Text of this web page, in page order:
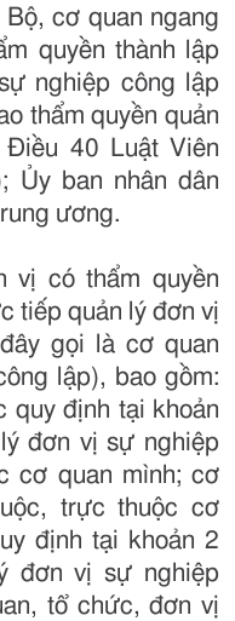
Bộ, cơ quan ngang
quyền thành lập
nghiệp công lập
thẩm quyền quản
40 Luật Viên
Ủy ban nhân dân
ương.
vị có thẩm quyền
tiếp quản lý đơn vị
gọi là cơ quan
lập), bao gồm:
quy định tại khoản
đơn vị sự nghiệp
cơ quan mình; cơ
trực thuộc cơ
định tại khoản 2
đơn vị sự nghiệp
tổ chức, đơn vị